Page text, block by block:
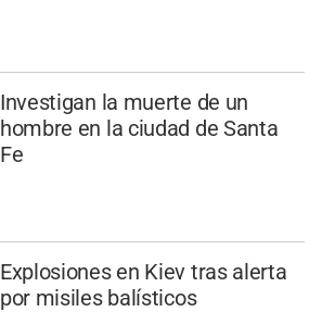
Investigan la muerte de un
hombre en la ciudad de Santa
Fe
Explosiones en Kiev tras alerta
por misiles balísticos